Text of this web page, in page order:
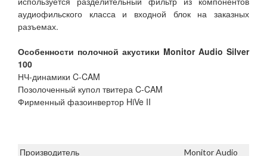
аудиофильского класса и входной блок на заказных
разъемах.
Особенности полочной акустики Monitor Audio Silver
100
НЧ-динамики C-CAM
Позолоченный купол твитера C-CAM
Фирменный фазоинвертор HiVe II
Производитель Monitor Audio